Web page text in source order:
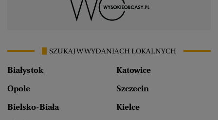
SZUKAJ W WYDANIACH LOKALNYCH
Białystok
Katowice
Opole
Szczecin
Bielsko-Biała
Kielce